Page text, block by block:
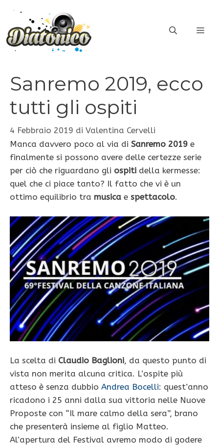
contenuto
Sanremo 2019, ecco
tutti gli ospiti
4 Febbraio 2019 di Valentina Cervelli
Manca davvero poco al via di Sanremo 2019 e
finalmente si possono avere delle certezze serie
per ciò che riguardano gli ospiti della kermesse:
quel che ci piace tanto? Il fatto che vi è un
ottimo equilibrio tra musica e spettacolo.
La scelta di Claudio Baglioni, da questo punto di
vista non merita alcuna critica. L’ospite più
atteso è senza dubbio Andrea Bocelli: quest’anno
ricadono i 25 anni dalla sua vittoria nelle Nuove
Proposte con “Il mare calmo della sera”, brano
che presenterà insieme al figlio Matteo.
Al’apertura del Festival avremo modo di godere